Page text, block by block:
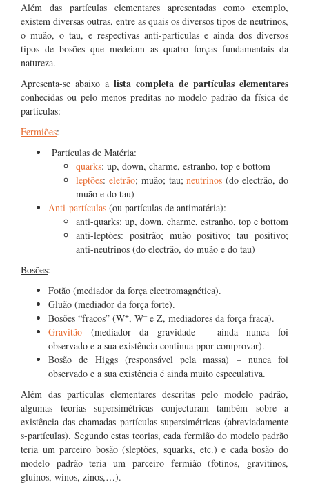
Além das partículas elementares apresentadas como exemplo,
existem diversas outras, entre as quais os diversos tipos de neutrinos,
o muão, o tau, e respectivas anti-partículas e ainda dos diversos
tipos de bosões que medeiam as quatro forças fundamentais da
natureza.
Apresenta-se abaixo a lista completa de partículas elementares
conhecidas ou pelo menos preditas no modelo padrão da física de
partículas:
Fermiões:
Partículas de Matéria:
quarks: up, down, charme, estranho, top e bottom
leptões: eletrão; muão; tau;neutrinos (do electrão, do
muão e do tau)
Anti-partículas (ou partículas de antimatéria):
anti-quarks: up, down, charme, estranho, top e bottom
anti-leptões: positrão; muão positivo; tau positivo;
anti-neutrinos (do electrão, do muão e do tau)
Bosões:
Fotão (mediador da força electromagnética).
Gluão (mediador da força forte).
Bosões “fracos” (W+, W–e Z, mediadores da força fraca).
Gravitão (mediador da gravidade – ainda nunca foi
observado e a sua existência continua ppor comprovar).
Bosão de Higgs (responsável pela massa) – nunca foi
observado e a sua existência é ainda muito especulativa.
Além das partículas elementares descritas pelo modelo padrão,
algumas teorias supersimétricas conjecturam também sobre a
existência das chamadas partículas supersimétricas (abreviadamente
s-partículas). Segundo estas teorias, cada fermião do modelo padrão
teria um parceiro bosão (sleptões, squarks, etc.) e cada bosão do
modelo padrão teria um parceiro fermião (fotinos, gravitinos,
gluinos, winos, zinos,…).